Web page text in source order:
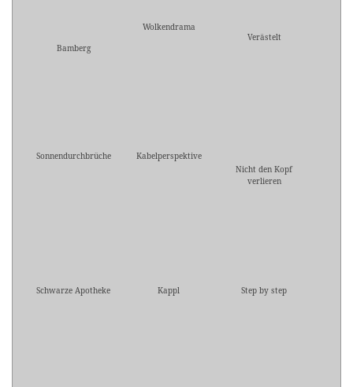
Bamberg
Wolkendrama
Verästelt
Sonnendurchbrüche
Kabelperspektive
Nicht den Kopf
verlieren
Schwarze Apotheke Kappl Step by step